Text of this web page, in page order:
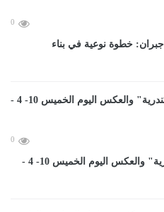
0
خطوة نوعية في بناء
0
مواعيد قطارات "القاهرة - الإسكندرية" والعكس اليوم الخميس 10- 4 -